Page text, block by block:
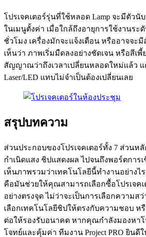
โปรเจคเตอร์รุ่นที่ใช้หลอด Lamp จะมีตัวนั
ในเมนูตั้งค่า เมื่อใกล้ถึงอายุการใช้งานระดั
ชั่วโมง เครื่องมักจะแจ้งเตือน หรืออาจจ
เห็นว่า ภาพเริ่มมืดลงอย่างชัดเจน หรือสีเ
สัญญาณว่าถึงเวลาเปลี่ยนหลอดใหม่แล้ว
Laser/LED แทบไม่จำเป็นต้องเปลี่ยนเลย
สรุปบทความ
ส่วนประกอบของโปรเจคเตอร์ทั้ง 7 ส่วนห
กำเนิดแสง ชิปแสดงผล ไปจนถึงพอร์ตการ
เห็นภาพรวมว่าเทคโนโลยีนี้ทำงานอย่าง
คือมันช่วยให้คุณสามารถเลือกซื้อโปรเจคเ
อย่างตรงจุด ไม่ว่าจะเป็นการเลือกความส
เลือกเทคโนโลยีชิปให้ตรงกับความชอบ ห
ต่อให้รองรับอนาคต หากคุณกำลังมองหาโ
โจทย์และคุ้มค่า ทีมงาน Project PRO ยินดี